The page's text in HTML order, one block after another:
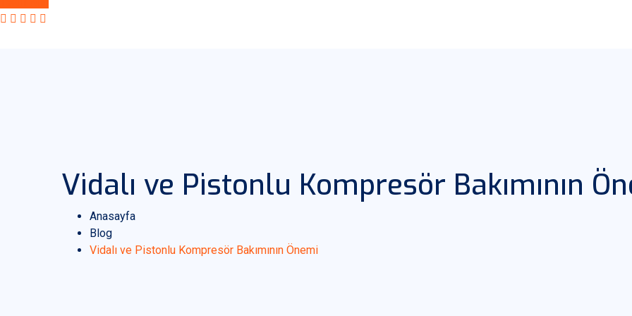
Vidalı ve Pistonlu Kompresör Bakımının
Anasayfa
Blog
Vidalı ve Pistonlu Kompresör Bakımının Önemi